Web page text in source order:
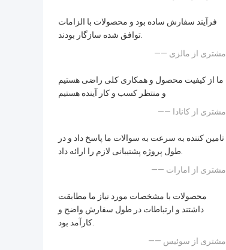
فرآیند سفارش ساده بود و محصولات با الزامات
توافق شده سازگار بودند.
—— مشتری از مالزی
ما از کیفیت محصول و همکاری کلی راضی هستیم
و منتظر کسب و کار آینده هستیم
—— مشتری از کانادا
تامین کننده به سرعت به سوالات ما پاسخ داد و در
طول پروژه پشتیبانی لازم را ارائه داد.
—— مشتری از امارات
محصولات با مشخصات مورد نیاز ما مطابقت
داشتند و ارتباطات در طول سفارش واضح و
کارآمد بود.
—— مشتری از سوئیس